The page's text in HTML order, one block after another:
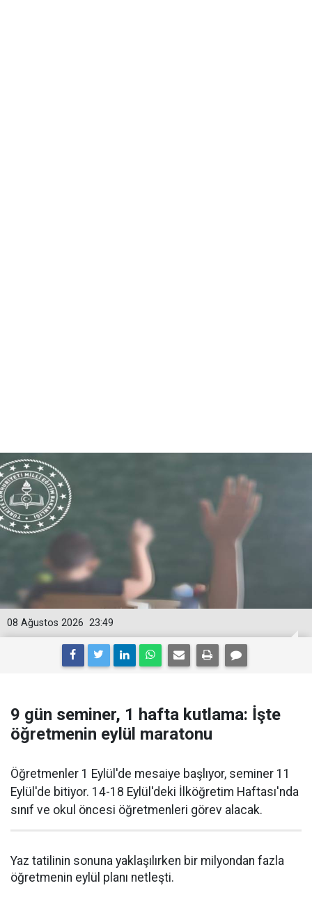
23:49
08 Ağustos 2026
9 gün seminer, 1 hafta kutlama: İşte
öğretmenin eylül maratonu
Öğretmenler 1 Eylül'de mesaiye başlıyor, seminer 11
Eylül'de bitiyor. 14-18 Eylül'deki İlköğretim Haftası'nda
sınıf ve okul öncesi öğretmenleri görev alacak.
Yaz tatilinin sonuna yaklaşılırken bir milyondan fazla
öğretmenin eylül planı netleşti.